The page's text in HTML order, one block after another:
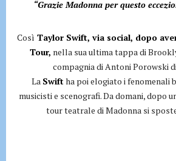
“Grazie Madonna per questo
Così Taylor Swift, via social, dopo
Tour, nella sua ultima tappa di
compagnia di Antoni Porowski
La Swiftha poi elogiato i fenomenali
musicisti e scenografi. Da domani, dopo
tour teatrale di Madonna si